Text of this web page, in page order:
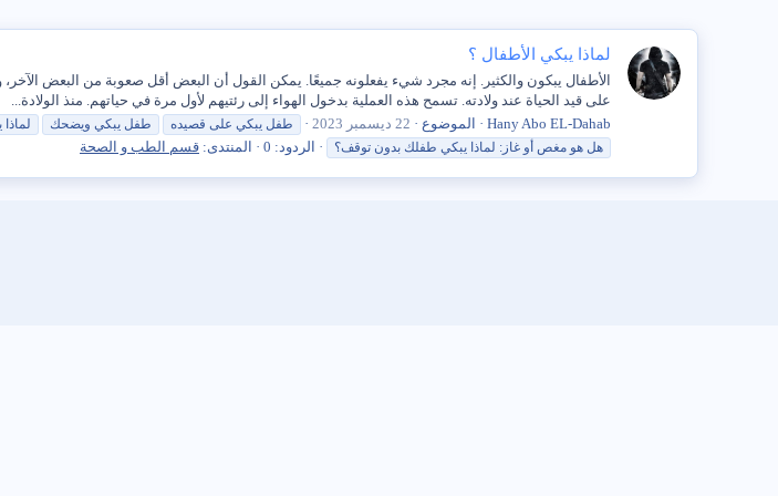
لماذا يبكي الأطفال ؟
الأطفال يبكون والكثير. إنه مجرد شيء يفعلونه جميعًا. يمكن القول أن البعض أقل صعوبة من البعض
على قيد الحياة عند ولادته. تسمح هذه العملية بدخول الهواء إلى رئتيهم لأول مرة في حياتهم. منذ الولادة...
Hany Abo EL-Dahab
الموضوع 22 ديسمبر 2023 طفل يبكي على قصيده طفل يبكي ويضحك لماذا
هل هو مغص أو غاز: لماذا يبكي طفلك بدون توقف؟ الردود: 0 المنتدى: قسم الطب و الصحة